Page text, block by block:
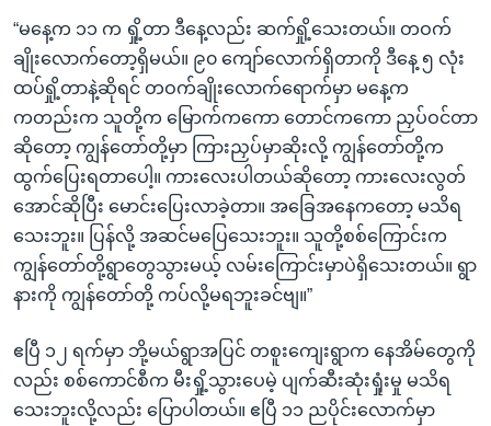
“မနေ့က ၁၁ က ရှို့တာ ဒီနေ့လည်း ဆက်ရှို့သေးတယ်။ တဝက်
ချိုးလောက်တော့ရှိမယ်။ ၉၀ ကျော်လောက်ရှိတာကို ဒီနေ့ ၅ လုံး
ထပ်ရှို့တာနဲ့ဆိုရင် တဝက်ချိုးလောက်ရောက်မှာ မနေ့က
ကတည်းက သူတို့က မြောက်ကကော တောင်ကကော ညှပ်ဝင်တာ
ဆိုတော့ ကျွန်တော်တို့မှာ ကြားညှပ်မှာဆိုးလို့ ကျွန်တော်တို့က
ထွက်ပြေးရတာပေါ့။ ကားလေးပါတယ်ဆိုတော့ ကားလေးလွတ်
အောင်ဆိုပြီး မောင်းပြေးလာခဲ့တာ။ အခြေအနေကတော့ မသိရ
သေးဘူး။ ပြန်လို့ အဆင်မပြေသေးဘူး။ သူတို့စစ်ကြောင်းက
ကျွန်တော်တို့ရွာတွေသွားမယ့် လမ်းကြောင်းမှာပဲရှိသေးတယ်။ ရွာ
နားကို ကျွန်တော်တို့ ကပ်လို့မရဘူးခင်ဗျ။”
ဧပြီ ၁၂ ရက်မှာ ဘို့မယ်ရွာအပြင် တစူးကျေးရွာက နေအိမ်တွေကို
လည်း စစ်ကောင်စီက မီးရှို့သွားပေမဲ့ ပျက်ဆီးဆုံးရှုံးမှု မသိရ
သေးဘူးလို့လည်း ပြောပါတယ်။ ဧပြီ ၁၁ ညပိုင်းလောက်မှာ